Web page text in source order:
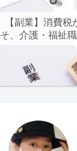
【副業】消費
そ、介護・福祉
業を